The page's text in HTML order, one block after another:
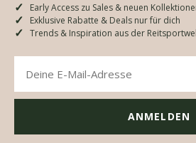
Early Access zu Sales & neuen
Exklusive Rabatte & Deals nur für dich
Trends & Inspiration aus der